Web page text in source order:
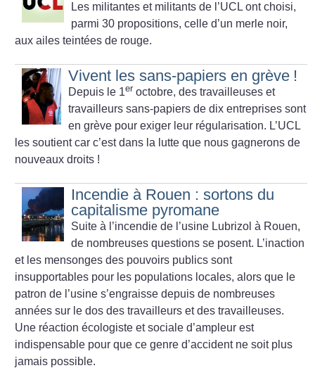
Les militantes et militants de l’UCL ont choisi,
parmi 30 propositions, celle d’un merle noir,
aux ailes teintées de rouge.
Vivent les sans-papiers en grève !
Depuis le 1er octobre, des travailleuses et
travailleurs sans-papiers de dix entreprises sont
en grève pour exiger leur régularisation. L’UCL
les soutient car c’est dans la lutte que nous gagnerons de
nouveaux droits !
Incendie à Rouen : sortons du
capitalisme pyromane
Suite à l’incendie de l’usine Lubrizol à Rouen,
de nombreuses questions se posent. L’inaction
et les mensonges des pouvoirs publics sont
insupportables pour les populations locales, alors que le
patron de l’usine s’engraisse depuis de nombreuses
années sur le dos des travailleurs et des travailleuses.
Une réaction écologiste et sociale d’ampleur est
indispensable pour que ce genre d’accident ne soit plus
jamais possible.